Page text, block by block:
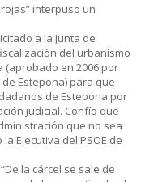
interpuso un
a la Junta de
del urbanismo
(aprobado en 2006 por
Estepona) para que
de Estepona por
judicial. Confío que
que no sea
Ejecutiva del PSOE de
la cárcel se sale de